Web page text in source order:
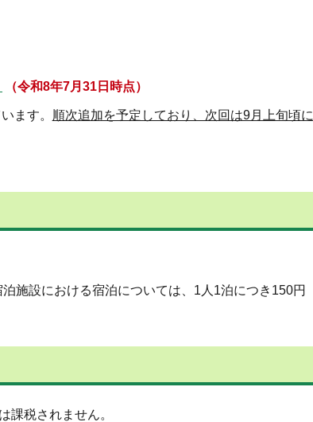
（令和8年7月31日時点）
ます。 順次追加を予定しており、次回は9月上旬頃に
施設における宿泊については、1人1泊につき150円
課税されません。